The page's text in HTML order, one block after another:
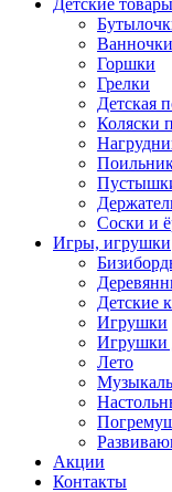
Горшки
Грелки
Детская
Коляски
Соски и
Игры, игрушки
Детские
Игрушки
Игрушки
Лето
Акции
Контакты